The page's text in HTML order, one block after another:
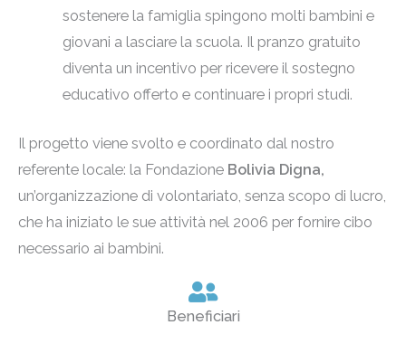
sostenere la famiglia spingono molti bambini e
giovani a lasciare la scuola. Il pranzo gratuito
diventa un incentivo per ricevere il sostegno
educativo offerto e continuare i propri studi.
Il progetto viene svolto e coordinato dal nostro
referente locale: la Fondazione Bolivia Digna,
un’organizzazione di volontariato, senza scopo di lucro,
che ha iniziato le sue attività nel 2006 per fornire cibo
necessario ai bambini.
Beneficiari